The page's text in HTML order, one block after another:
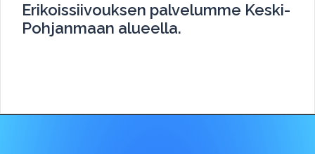
Erikoissiivouksen palvelumme Keski-
Pohjanmaan alueella.